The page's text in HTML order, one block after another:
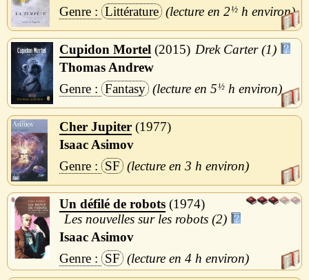
Littérature
2½ h
Cupidon Mortel 2015
Drek Carter (1)
Thomas Andrew
Fantasy
5½ h
Cher Jupiter 1977
Isaac Asimov
SF
3 h
Un défilé de robots 1974
Les nouvelles sur les robots (2)
Isaac Asimov
SF
4 h